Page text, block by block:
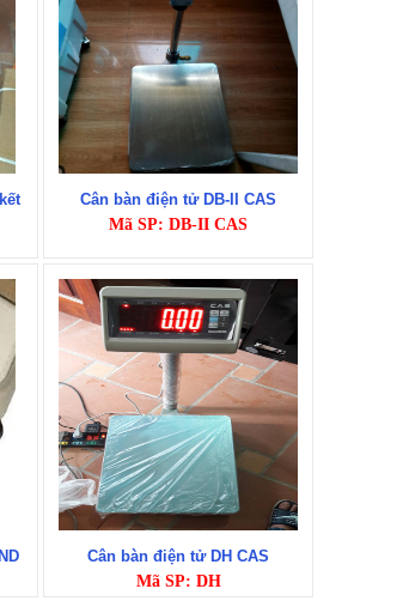
Cân bàn điện tử DB-II CAS
Mã SP: DB-II CAS
Cân bàn điện tử DH CAS
Mã SP: DH